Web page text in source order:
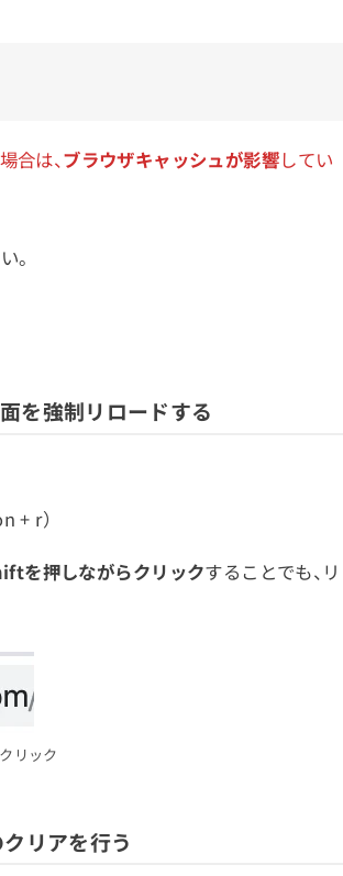
合は、ブラウザキャッシュが影響してい
。
を強制リロードする
+ r）
を押しながらクリックすることでも、リ
リック
リアを行う